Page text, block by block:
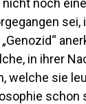
noch
sei,
in ihrer
welche sie
schon